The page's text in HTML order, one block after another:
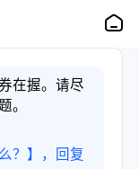
在握。请尽
。
？】，回复